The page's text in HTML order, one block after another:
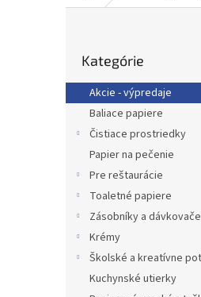
ý
p
kategórie
Kategórie
Akcie - výpredaje
Baliace papiere
Čistiace prostriedky
Papier na pečenie
Pre reštaurácie
Toaletné papiere
Zásobníky a dávkovače
Krémy
Školské a kreatívne
Kuchynské utierky